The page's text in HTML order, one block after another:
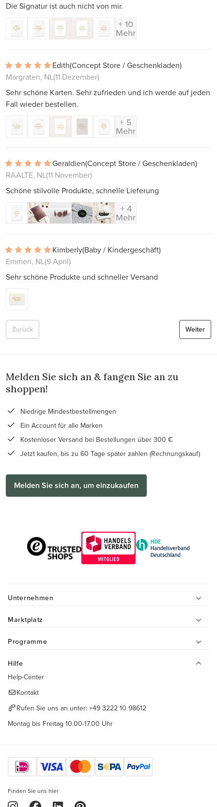
Die Signatur ist auch nicht von mir.
+ 10
Mehr
Edith(Concept Store / Geschenkladen)
Margraten, NL(11 Dezember)
Sehr schöne Karten. Sehr zufrieden und ich werde auf jeden
Fall wieder bestellen.
+ 5
Mehr
Geraldien(Concept Store / Geschenkladen)
RAALTE, NL(11 November)
Schöne stilvolle Produkte, schnelle Lieferung
+ 4
Mehr
Kimberly(Baby / Kindergeschäft)
Emmen, NL(9 April)
Sehr schöne Produkte und schneller Versand
Weiter
Zurück
Melden Sie sich an & fangen Sie an zu
shoppen!
Niedrige Mindestbestellmengen
Ein Account für alle Marken
Kostenloser Versand bei Bestellungen über 300 €
Jetzt kaufen, bis zu 60 Tage später zahlen (Rechnungskauf)
Melden Sie sich an, um einzukaufen
Unternehmen
Marktplatz
Programme
Hilfe
Help-Center
Kontakt
Rufen Sie uns an unter: +49 3222 10 98612
Montag bis Freitag 10.00-17.00 Uhr
Finden Sie uns hier